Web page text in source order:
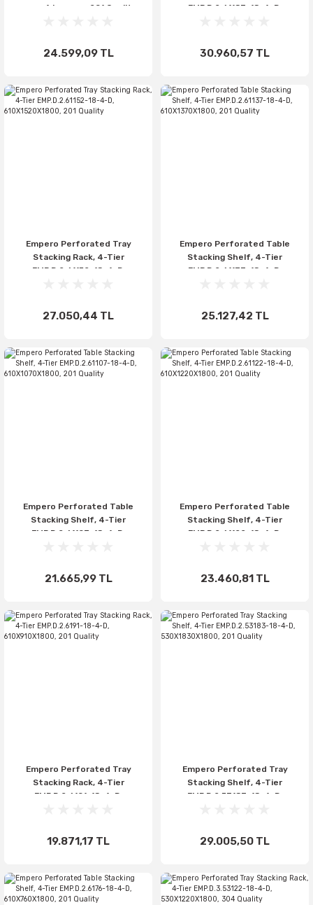
mm - 4 Layers - 201 Quality
24.599,09 TL
EMP.D.2.61183-18-4-D,
30.960,57 TL
Empero Perforated Tray
Stacking Rack, 4-Tier
EMP.D.2.61152-18-4-D,
27.050,44 TL
Empero Perforated Table
Stacking Shelf, 4-Tier
EMP.D.2.61137-18-4-D,
25.127,42 TL
Empero Perforated Table
Stacking Shelf, 4-Tier
EMP.D.2.61107-18-4-D,
21.665,99 TL
Empero Perforated Table
Stacking Shelf, 4-Tier
EMP.D.2.61122-18-4-D,
23.460,81 TL
Empero Perforated Tray
Stacking Rack, 4-Tier
EMP.D.2.6191-18-4-D,
19.871,17 TL
Empero Perforated Tray
Stacking Shelf, 4-Tier
EMP.D.2.53183-18-4-D,
29.005,50 TL